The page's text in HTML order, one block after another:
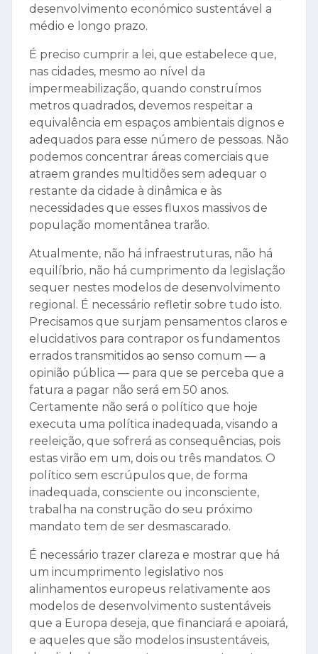
desenvolvimento económico sustentável a
médio e longo prazo.
É preciso cumprir a lei, que estabelece que,
nas cidades, mesmo ao nível da
impermeabilização, quando construímos
metros quadrados, devemos respeitar a
equivalência em espaços ambientais dignos e
adequados para esse número de pessoas. Não
podemos concentrar áreas comerciais que
atraem grandes multidões sem adequar o
restante da cidade à dinâmica e às
necessidades que esses fluxos massivos de
população momentânea trarão.
Atualmente, não há infraestruturas, não há
equilíbrio, não há cumprimento da legislação
sequer nestes modelos de desenvolvimento
regional. É necessário refletir sobre tudo isto.
Precisamos que surjam pensamentos claros e
elucidativos para contrapor os fundamentos
errados transmitidos ao senso comum — a
opinião pública — para que se perceba que a
fatura a pagar não será em 50 anos.
Certamente não será o político que hoje
executa uma política inadequada, visando a
reeleição, que sofrerá as consequências, pois
estas virão em um, dois ou três mandatos. O
político sem escrúpulos que, de forma
inadequada, consciente ou inconsciente,
trabalha na construção do seu próximo
mandato tem de ser desmascarado.
É necessário trazer clareza e mostrar que há
um incumprimento legislativo nos
alinhamentos europeus relativamente aos
modelos de desenvolvimento sustentáveis
que a Europa deseja, que financiará e apoiará,
e aqueles que são modelos insustentáveis,